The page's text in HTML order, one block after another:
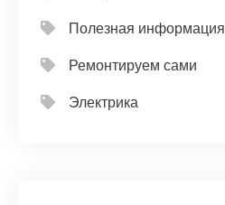
Полезная информация
Ремонтируем сами
Электрика